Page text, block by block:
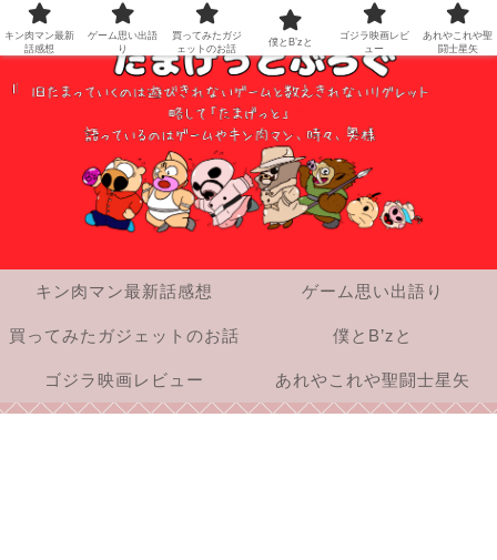
キン肉マン最新話感想 ゲーム思い出語り
買ってみたガジェットのお話 僕とB’zと
ゴジラ映画レビュー あれやこれや聖闘士星矢
キン肉マン最新
話感想
ゲーム思い出語
り
買ってみたガジ
ェットのお話
僕とB’zと
ゴジラ映画レビ
ュー
あれやこれや聖
闘士星矢